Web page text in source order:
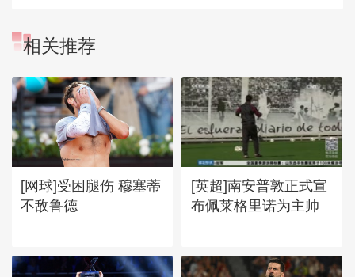
相关推荐
[网球]受困腿伤 穆塞蒂
不敌鲁德
[英超]南安普敦正式宣
布佩莱格里诺为主帅